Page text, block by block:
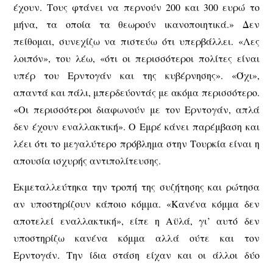
έχουν. Τους φτάνει να περνούν 200 και 300 ευρώ το
μήνα, τα οποία τα θεωρούν ικανοποιητικά.» Δεν
πείθομαι, συνεχίζω να πιστεύω ότι υπερβάλλει. «Λες
λοιπόν», του λέω, «ότι οι περισσότεροι πολίτες είναι
υπέρ του Ερντογάν και της κυβέρνησης». «Όχι»,
απαντά και πάλι, μπερδεύοντάς με ακόμα περισσότερο.
«Οι περισσότεροι διαφωνούν με τον Ερντογάν, απλά
δεν έχουν εναλλακτική». Ο Εμρέ κάνει παρέμβαση και
λέει ότι το μεγαλύτερο πρόβλημα στην Τουρκία είναι η
απουσία ισχυρής αντιπολίτευσης.
Εκμεταλλεύτηκα την τροπή της συζήτησης και ρώτησα
αν υποστηρίζουν κάποιο κόμμα. «Κανένα κόμμα δεν
αποτελεί εναλλακτική», είπε η Αϋλά, γι’ αυτό δεν
υποστηρίζω κανένα κόμμα αλλά ούτε και τον
Ερντογάν. Την ίδια στάση είχαν και οι άλλοι δύο